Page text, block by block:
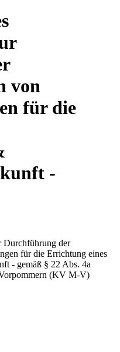
von
für die
-
Durchführung der
für die Errichtung eines
- gemäß § 22 Abs. 4a
(KV M-V)